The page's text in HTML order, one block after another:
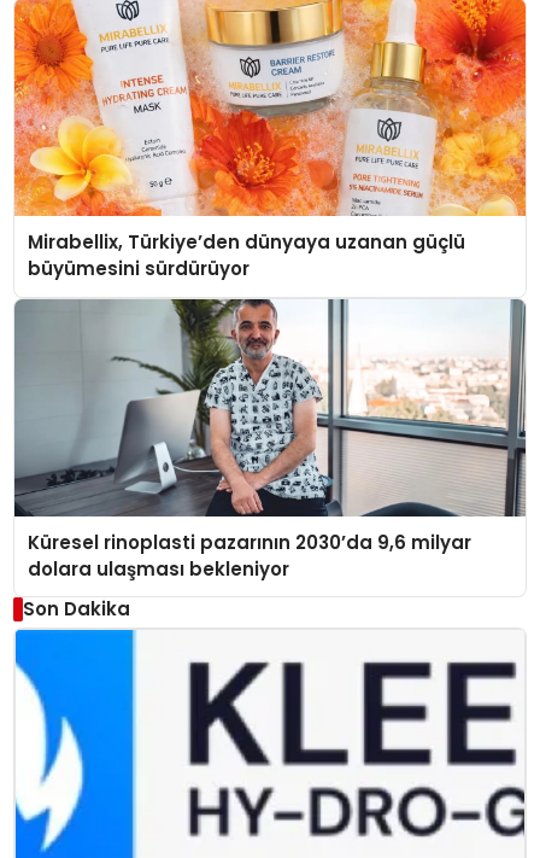
Mirabellix, Türkiye’den dünyaya uzanan güçlü
büyümesini sürdürüyor
Küresel rinoplasti pazarının 2030’da 9,6 milyar
dolara ulaşması bekleniyor
Son Dakika